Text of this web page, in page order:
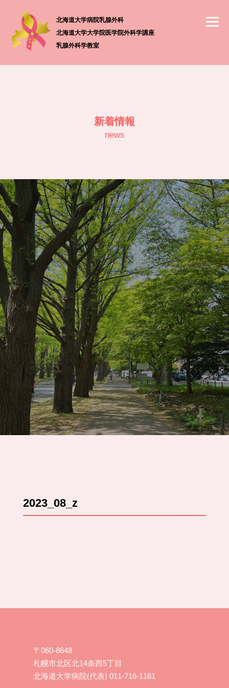
北海道大学病院乳腺外科
北海道大学大学院医学院外科学講座
乳腺外科学教室
新着情報
news
2023_08_z
〒060-8648
札幌市北区北14条西5丁目
北海道大学病院(代表) 011-716-1161